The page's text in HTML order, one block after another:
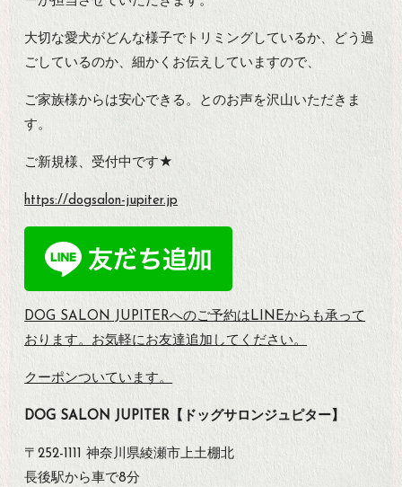
大切な愛犬がどんな様子でトリミングしているか、どう過
ごしているのか、細かくお伝えしていますので、
ご家族様からは安心できる。とのお声を沢山いただきま
す。
ご新規様、受付中です★
https://dogsalon-jupiter.jp
DOG SALON JUPITERへのご予約はLINEからも承って
おります。お気軽にお友達追加してください。
クーポンついています。
DOG SALON JUPITER【ドッグサロンジュピター】
〒252-1111 神奈川県綾瀬市上土棚北
長後駅から車で8分